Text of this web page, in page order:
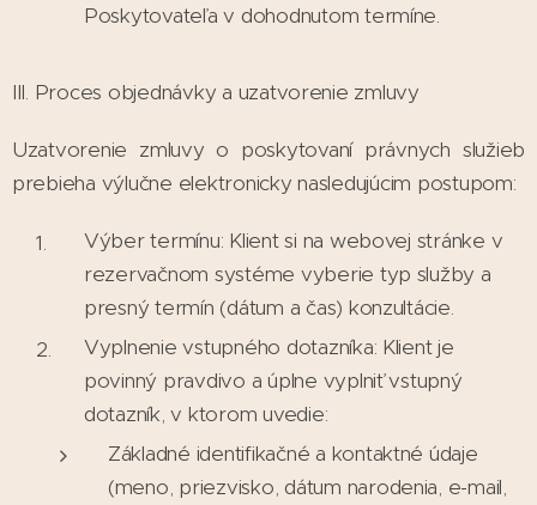
Poskytovateľa v dohodnutom termíne.
III. Proces objednávky a uzatvorenie zmluvy
Uzatvorenie zmluvy o poskytovaní právnych služieb
prebieha výlučne elektronicky nasledujúcim postupom:
Výber termínu: Klient si na webovej stránke v
rezervačnom systéme vyberie typ služby a
presný termín (dátum a čas) konzultácie.
Vyplnenie vstupného dotazníka: Klient je
povinný pravdivo a úplne vyplniť vstupný
dotazník, v ktorom uvedie:
Základné identifikačné a kontaktné údaje
(meno, priezvisko, dátum narodenia, e-mail,